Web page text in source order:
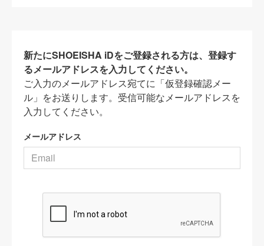
新たにSHOEISHA iDをご登録される方は、登録す
るメールアドレスを入力してください。
ご入力のメールアドレス宛てに「仮登録確認メー
ル」をお送りします。受信可能なメールアドレスを
入力してください。
メールアドレス